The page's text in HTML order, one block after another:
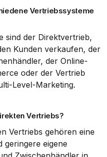
Vertriebssysteme
sind der Direktvertrieb,
Kunden verkaufen, der
der Online-
oder der Vertrieb
Level-Marketing.
Vertriebs?
Vertriebs gehören eine
geringere eigene